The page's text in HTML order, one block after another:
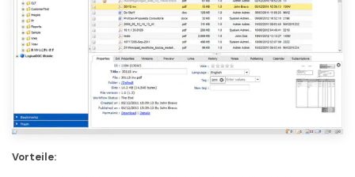
Vorteile: